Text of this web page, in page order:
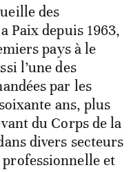
des
Paix depuis 1963,
pays à le
l’une des
par les
ans, plus
du Corps de la
divers secteurs
et